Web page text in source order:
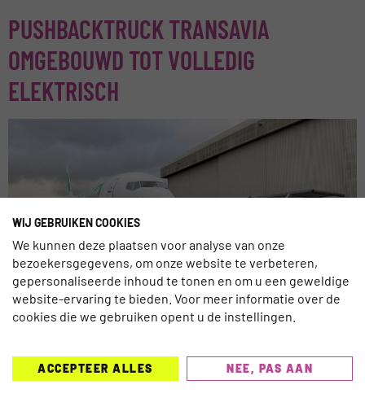
PUSHBACKTRUCK TRANSAVIA
OMGEBOUWD TOT VOLLEDIG
ELEKTRISCH
Transavia heeft een oude dieseltruck laten ombouwen tot
WIJ GEBRUIKEN COOKIES
We kunnen deze plaatsen voor analyse van onze
bezoekersgegevens, om onze website te verbeteren,
gepersonaliseerde inhoud te tonen en om u een geweldige
website-ervaring te bieden. Voor meer informatie over de
cookies die we gebruiken opent u de instellingen.
ACCEPTEER ALLES NEE, PAS AAN